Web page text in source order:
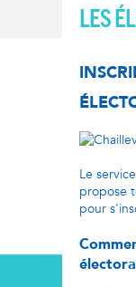
LES
Le
propose
pour